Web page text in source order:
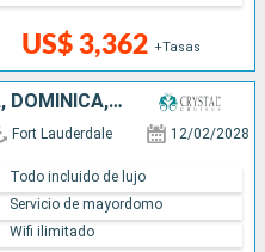
US$ 3,362 +Tasas
ESTADOS UNIDOS, FRANCIA, DOMINICA, PUERTO RICO
Fort Lauderdale 12/02/2028
Todo incluido de lujo
Servicio de mayordomo
Wifi ilimitado